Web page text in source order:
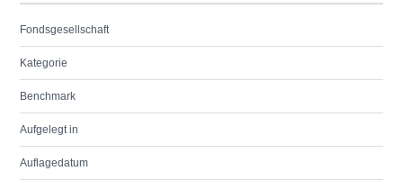
Fondsgesellschaft
Kategorie
Benchmark
Aufgelegt in
Auflagedatum